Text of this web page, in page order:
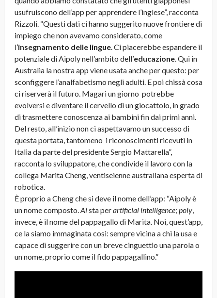
usufruiscono dell’app per apprendere l’inglese”, racconta
Rizzoli. “Questi dati ci hanno suggerito nuove frontiere di
impiego che non avevamo considerato, come
l’insegnamento delle lingue. Ci piacerebbe espandere il
potenziale di Aipoly nell’ambito dell’educazione. Qui in
Australia la nostra app viene usata anche per questo: per
sconfiggere l’analfabetismo negli adulti. E poi chissà cosa
ci riserverà il futuro. Magari un giorno potrebbe
evolversi e diventare il cervello di un giocattolo, in grado
di trasmettere conoscenza ai bambini fin dai primi anni.
Del resto, all’inizio non ci aspettavamo un successo di
questa portata, tantomeno i riconoscimenti ricevuti in
Italia da parte del presidente Sergio Mattarella”,
racconta lo sviluppatore, che condivide il lavoro con la
collega Marita Cheng, ventiseienne australiana esperta di
robotica.
È proprio a Cheng che si deve il nome dell’app: “Aipoly è
un nome composto.Aista perartificial intelligence; poly,
invece, è il nome del pappagallo di Marita. Noi, quest’app,
ce la siamo immaginata così: sempre vicina a chi la usa e
capace di suggerire con un breve cinguettio una parola o
un nome, proprio come il fido pappagallino.”